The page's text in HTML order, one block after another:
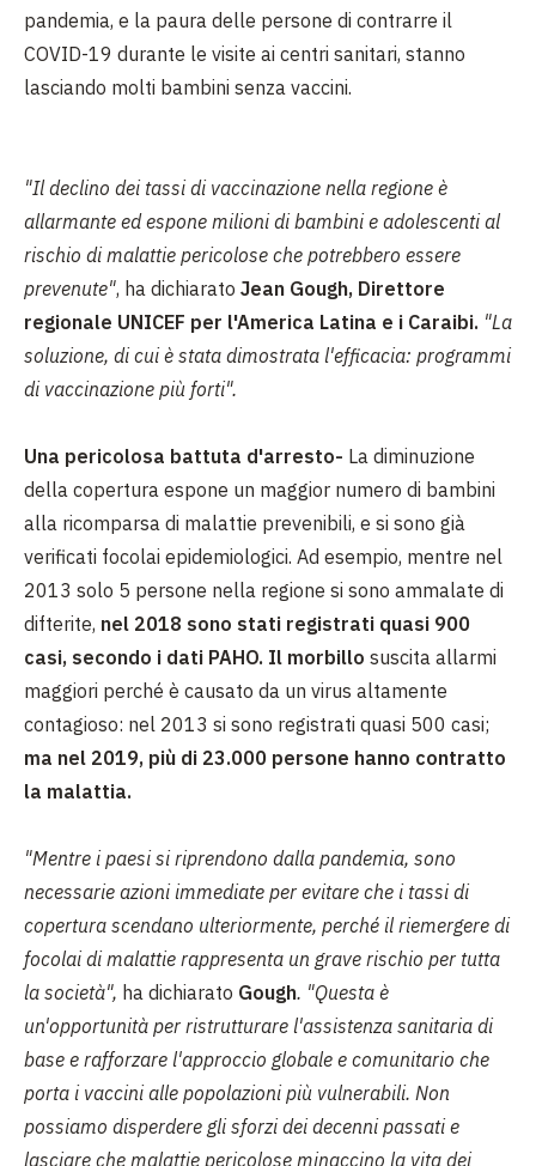
pandemia, e la paura delle persone di contrarre il
COVID-19 durante le visite ai centri sanitari, stanno
lasciando molti bambini senza vaccini.
"Il declino dei tassi di vaccinazione nella regione è
allarmante ed espone milioni di bambini e adolescenti al
rischio di malattie pericolose che potrebbero essere
prevenute", ha dichiarato Jean Gough, Direttore
regionale UNICEF per l'America Latina e i Caraibi. "La
soluzione, di cui è stata dimostrata l'efficacia: programmi
di vaccinazione più forti".
Una pericolosa battuta d'arresto- La diminuzione
della copertura espone un maggior numero di bambini
alla ricomparsa di malattie prevenibili, e si sono già
verificati focolai epidemiologici. Ad esempio, mentre nel
2013 solo 5 persone nella regione si sono ammalate di
difterite, nel 2018 sono stati registrati quasi 900
casi, secondo i dati PAHO. Il morbillo suscita allarmi
maggiori perché è causato da un virus altamente
contagioso: nel 2013 si sono registrati quasi 500 casi;
ma nel 2019, più di 23.000 persone hanno contratto
la malattia.
"Mentre i paesi si riprendono dalla pandemia, sono
necessarie azioni immediate per evitare che i tassi di
copertura scendano ulteriormente, perché il riemergere di
focolai di malattie rappresenta un grave rischio per tutta
la società", ha dichiarato Gough. "Questa è
un'opportunità per ristrutturare l'assistenza sanitaria di
base e rafforzare l'approccio globale e comunitario che
porta i vaccini alle popolazioni più vulnerabili. Non
possiamo disperdere gli sforzi dei decenni passati e
lasciare che malattie pericolose minaccino la vita dei